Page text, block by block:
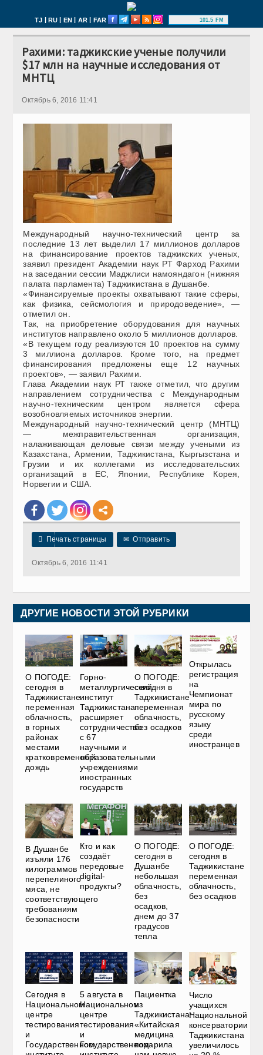
TJ | RU | EN | AR | FAR 101.5 FM
Рахими: таджикские ученые получили
$17 млн на научные исследования от
МНТЦ
Октябрь 6, 2016 11:41
Международный научно-технический центр за
последние 13 лет выделил 17 миллионов долларов
на финансирование проектов таджикских ученых,
заявил президент Академии наук РТ Фарход Рахими
на заседании сессии Маджлиси намояндагон (нижняя
палата парламента) Таджикистана в Душанбе.
«Финансируемые проекты охватывают такие сферы,
как физика, сейсмология и природоведение», —
отметил он.
Так, на приобретение оборудования для научных
институтов направлено около 5 миллионов долларов.
«В текущем году реализуются 10 проектов на сумму
3 миллиона долларов. Кроме того, на предмет
финансирования предложены еще 12 научных
проектов», — заявил Рахими.
Глава Академии наук РТ также отметил, что другим
направлением сотрудничества с Международным
научно-техническим центром является сфера
возобновляемых источников энергии.
Международный научно-технический центр (МНТЦ)
— межправительственная организация,
налаживающая деловые связи между учеными из
Казахстана, Армении, Таджикистана, Кыргызстана и
Грузии и их коллегами из исследовательских
организаций в ЕС, Японии, Республике Корея,
Норвегии и США.
 Печать страницы ✉ Отправить
Октябрь 6, 2016 11:41
ДРУГИЕ НОВОСТИ ЭТОЙ РУБРИКИ
О ПОГОДЕ:
сегодня в
Таджикистане
переменная
облачность,
в горных
районах
местами
кратковременный
дождь
Горно-
металлургический
институт
Таджикистана
расширяет
сотрудничество
с 67
научными и
образовательными
учреждениями
иностранных
государств
О ПОГОДЕ:
сегодня в
Таджикистане
переменная
облачность,
без осадков
Открылась
регистрация
на
Чемпионат
мира по
русскому
языку
среди
иностранцев
В Душанбе
изъяли 176
килограммов
перепелиного
мяса, не
соответствующего
требованиям
безопасности
Кто и как
создаёт
передовые
digital-
продукты?
О ПОГОДЕ:
сегодня в
Душанбе
небольшая
облачность,
без
осадков,
днем до 37
градусов
тепла
О ПОГОДЕ:
сегодня в
Таджикистане
переменная
облачность,
без осадков
Сегодня в
Национальном
центре
тестирования
и
Государственном
5 августа в
Национальном
центре
тестирования
и
Государственном
Пациентка
из
Таджикистана:
«Китайская
медицина
подарила
Число
учащихся
Национальной
консерватории
Таджикистана
увеличилось